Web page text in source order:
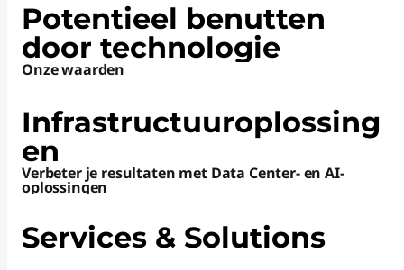
Potentieel benutten
door technologie
Onze waarden
Infrastructuuroplossing
en
Verbeter je resultaten met Data Center- en AI-
oplossingen
Services & Solutions